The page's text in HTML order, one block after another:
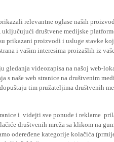
relevantne oglase naših
društvene medijske
prikazani proizvodi i usluge stavke
i vašim interesima proizašlih iz
videozapisa na našoj web-
naše web stranice na društvenim
tim pružateljima društvenih
i videjti sve ponude i reklame
društvenih mreža sa klikom na
odeređene kategorije kolačića